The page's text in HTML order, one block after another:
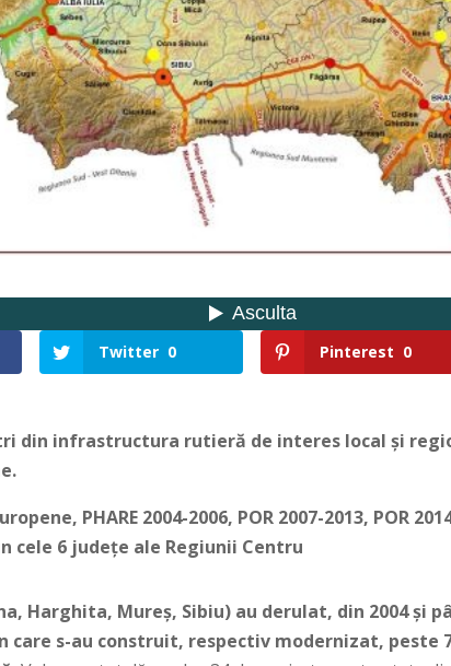
Twitter 0 Pinterest 0
din infrastructura rutieră de interes local și
PHARE 2004-2006, POR 2007-2013, POR
cele 6 județe ale Regiunii Centru
Harghita, Mureș, Sibiu) au derulat, din 2004 și
care s-au construit, respectiv modernizat, peste